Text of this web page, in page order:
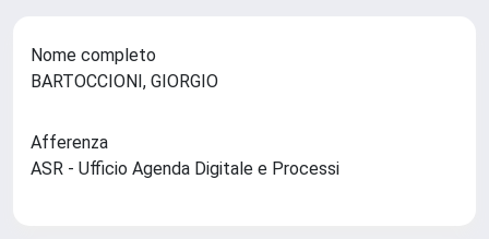
Nome completo
BARTOCCIONI, GIORGIO
Afferenza
ASR - Ufficio Agenda Digitale e Processi